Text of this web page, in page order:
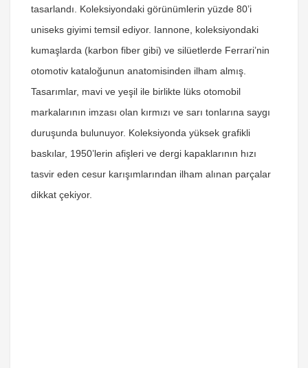
tasarlandı. Koleksiyondaki görünümlerin yüzde 80’i
uniseks giyimi temsil ediyor. Iannone, koleksiyondaki
kumaşlarda (karbon fiber gibi) ve silüetlerde Ferrari’nin
otomotiv kataloğunun anatomisinden ilham almış.
Tasarımlar, mavi ve yeşil ile birlikte lüks otomobil
markalarının imzası olan kırmızı ve sarı tonlarına saygı
duruşunda bulunuyor. Koleksiyonda yüksek grafikli
baskılar, 1950’lerin afişleri ve dergi kapaklarının hızı
tasvir eden cesur karışımlarından ilham alınan parçalar
dikkat çekiyor.